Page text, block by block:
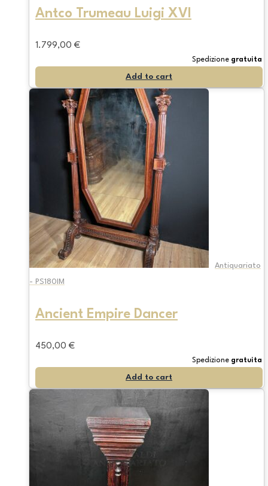
Antco Trumeau Luigi XVI
1.799,00 €
Spedizione gratuita
Add to cart
Antiquariato
- PS180IM
Ancient Empire Dancer
450,00 €
Spedizione gratuita
Add to cart